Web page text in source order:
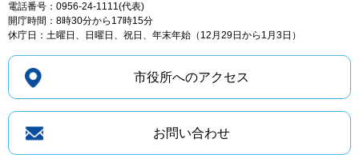
電話番号：0956-24-1111(代表)
開庁時間：8時30分から17時15分
休庁日：土曜日、日曜日、祝日、年末年始（12月29日から1月3日）
市役所へのアクセス
お問い合わせ